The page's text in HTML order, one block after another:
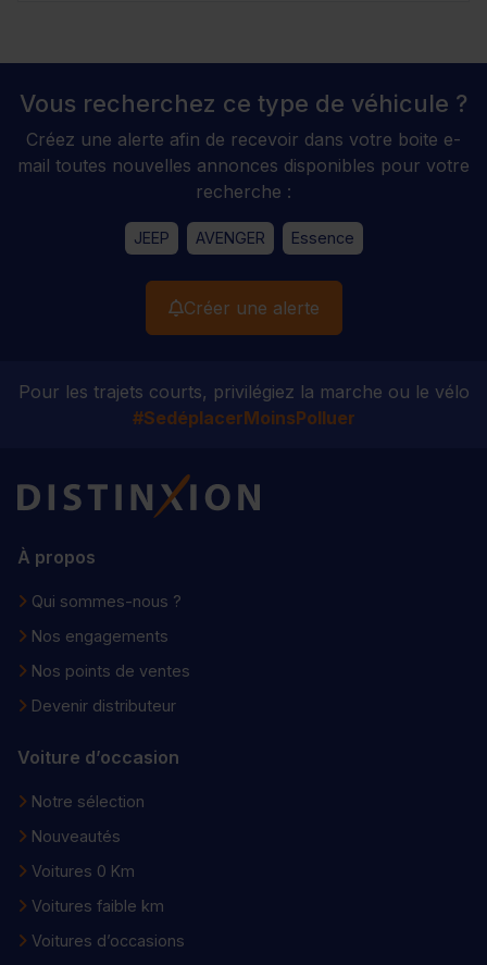
Vous recherchez ce type de véhicule ?
Créez une alerte afin de recevoir dans votre boite e-
mail toutes nouvelles annonces disponibles pour votre
recherche :
JEEP AVENGER Essence
Créer une alerte
Pour les trajets courts, privilégiez la marche ou le vélo
#SedéplacerMoinsPolluer
Distinxion
À propos
Qui sommes-nous ?
Nos engagements
Nos points de ventes
Devenir distributeur
Voiture d’occasion
Notre sélection
Nouveautés
Voitures 0 Km
Voitures faible km
Voitures d’occasions